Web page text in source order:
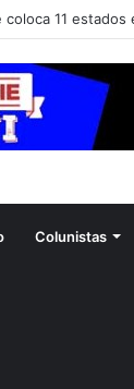
11 estados
Colunistas